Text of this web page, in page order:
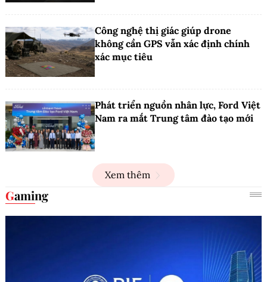
Công nghệ thị giác giúp drone
không cần GPS vẫn xác định chính
xác mục tiêu
Phát triển nguồn nhân lực, Ford Việt
Nam ra mắt Trung tâm đào tạo mới
Xem thêm
Gaming